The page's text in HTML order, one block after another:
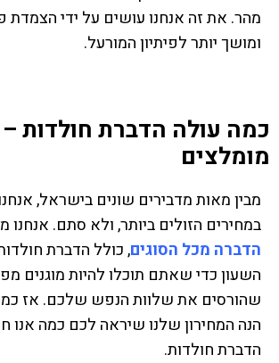
מהר. את זה אנחנו עושים על ידי הצמדת
ומושך יותר לפיתיון המורעל.
כמה עולה הדברת חולדות
מומלצים
מבין מאות מדבירים שונים בישראל,
במחירים הזולים ביותר, ולא סתם. אנחנו
הדברה מכל הסוגים, כולל הדברת
השעון כדי שאתם תוכלו להיות מוגנים
שהורסים את שלוות הנפש שלכם. אז כמה
הנה המחירון שלנו שיראה לכם כמה אנו
הדברת חולדות.